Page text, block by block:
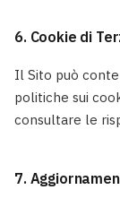
6. Cookie di
Il Sito può
politiche sui
consultare le
7.